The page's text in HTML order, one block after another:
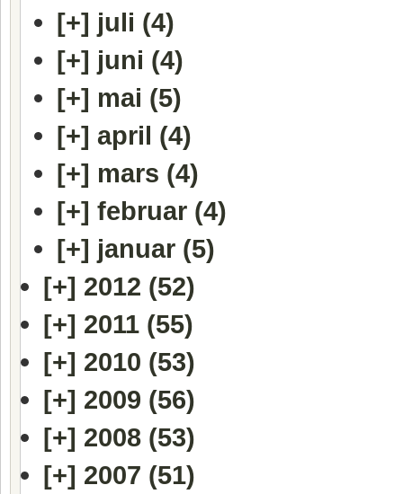
[+] juli (4)
[+] juni (4)
[+] mai (5)
[+] april (4)
[+] mars (4)
[+] februar (4)
[+] januar (5)
[+] 2012 (52)
[+] 2011 (55)
[+] 2010 (53)
[+] 2009 (56)
[+] 2008 (53)
[+] 2007 (51)